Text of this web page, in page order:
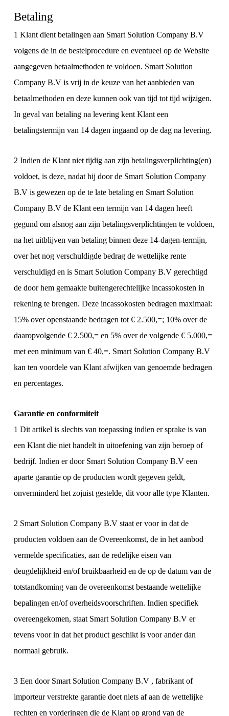
Betaling
1 Klant dient betalingen aan Smart Solution Company B.V
volgens de in de bestelprocedure en eventueel op de Website
aangegeven betaalmethoden te voldoen. Smart Solution
Company B.V is vrij in de keuze van het aanbieden van
betaalmethoden en deze kunnen ook van tijd tot tijd wijzigen.
In geval van betaling na levering kent Klant een
betalingstermijn van 14 dagen ingaand op de dag na levering.
2 Indien de Klant niet tijdig aan zijn betalingsverplichting(en)
voldoet, is deze, nadat hij door de Smart Solution Company
B.V is gewezen op de te late betaling en Smart Solution
Company B.V de Klant een termijn van 14 dagen heeft
gegund om alsnog aan zijn betalingsverplichtingen te voldoen,
na het uitblijven van betaling binnen deze 14-dagen-termijn,
over het nog verschuldigde bedrag de wettelijke rente
verschuldigd en is Smart Solution Company B.V gerechtigd
de door hem gemaakte buitengerechtelijke incassokosten in
rekening te brengen. Deze incassokosten bedragen maximaal:
15% over openstaande bedragen tot € 2.500,=; 10% over de
daaropvolgende € 2.500,= en 5% over de volgende € 5.000,=
met een minimum van € 40,=. Smart Solution Company B.V
kan ten voordele van Klant afwijken van genoemde bedragen
en percentages.
Garantie en conformiteit
1 Dit artikel is slechts van toepassing indien er sprake is van
een Klant die niet handelt in uitoefening van zijn beroep of
bedrijf. Indien er door Smart Solution Company B.V een
aparte garantie op de producten wordt gegeven geldt,
onverminderd het zojuist gestelde, dit voor alle type Klanten.
2 Smart Solution Company B.V staat er voor in dat de
producten voldoen aan de Overeenkomst, de in het aanbod
vermelde specificaties, aan de redelijke eisen van
deugdelijkheid en/of bruikbaarheid en de op de datum van de
totstandkoming van de overeenkomst bestaande wettelijke
bepalingen en/of overheidsvoorschriften. Indien specifiek
overeengekomen, staat Smart Solution Company B.V er
tevens voor in dat het product geschikt is voor ander dan
normaal gebruik.
3 Een door Smart Solution Company B.V , fabrikant of
importeur verstrekte garantie doet niets af aan de wettelijke
rechten en vorderingen die de Klant op grond van de